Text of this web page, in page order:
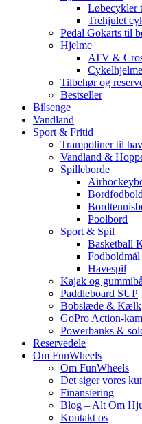
Løbecykler
Trehjulet
Pedal Gokarts til
Hjelme
ATV &
Tilbehør og
Bestseller
Bilsenge
Vandland
Sport & Fritid
Trampoliner til
Vandland &
Spilleborde
Bordfodbold
Poolbord
Sport & Spil
Basketball
Havespil
Kajak og
Paddleboard SUP
Bobslæde & Kælk
GoPro Action-
Powerbanks &
Reservedele
Om FunWheels
Om FunWheels
Det siger vores
Finansiering
Blog – Alt Om
Kontakt os